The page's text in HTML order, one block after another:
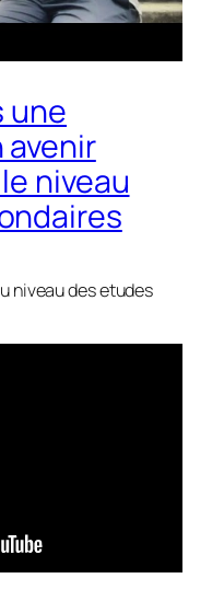
une
niveau
niveau des etudes